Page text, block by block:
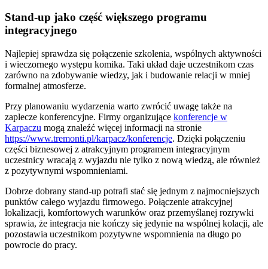
Stand-up jako część większego programu
integracyjnego
Najlepiej sprawdza się połączenie szkolenia, wspólnych aktywności
i wieczornego występu komika. Taki układ daje uczestnikom czas
zarówno na zdobywanie wiedzy, jak i budowanie relacji w mniej
formalnej atmosferze.
Przy planowaniu wydarzenia warto zwrócić uwagę także na
zaplecze konferencyjne. Firmy organizujące konferencje w
Karpaczu mogą znaleźć więcej informacji na stronie
https://www.tremonti.pl/karpacz/konferencje. Dzięki połączeniu
części biznesowej z atrakcyjnym programem integracyjnym
uczestnicy wracają z wyjazdu nie tylko z nową wiedzą, ale również
z pozytywnymi wspomnieniami.
Dobrze dobrany stand-up potrafi stać się jednym z najmocniejszych
punktów całego wyjazdu firmowego. Połączenie atrakcyjnej
lokalizacji, komfortowych warunków oraz przemyślanej rozrywki
sprawia, że integracja nie kończy się jedynie na wspólnej kolacji, ale
pozostawia uczestnikom pozytywne wspomnienia na długo po
powrocie do pracy.